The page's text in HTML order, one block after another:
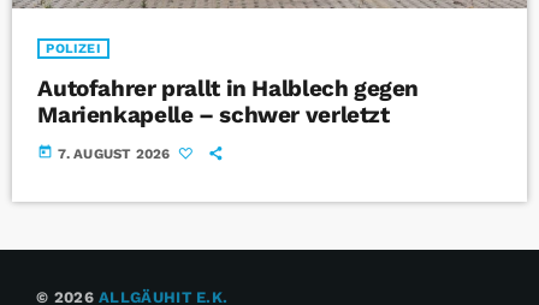
POLIZEI
Autofahrer prallt in Halblech gegen
Marienkapelle – schwer verletzt
today 7. AUGUST 2026
© 2026ALLGÄUHIT E.K.